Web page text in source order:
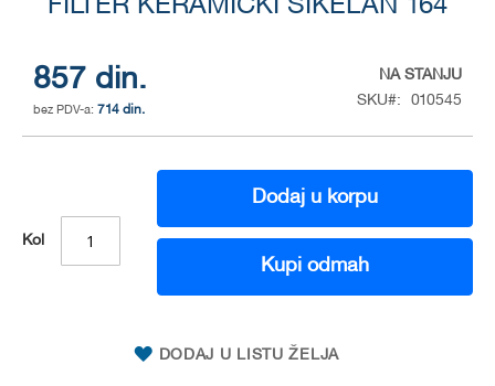
FILTER KERAMICKI SIKELAN 164
857 din.
714 din.
NA STANJU
SKU
010545
Kol
Dodaj u korpu
Kupi odmah
DODAJ U LISTU ŽELJA
of
the
images
gallery